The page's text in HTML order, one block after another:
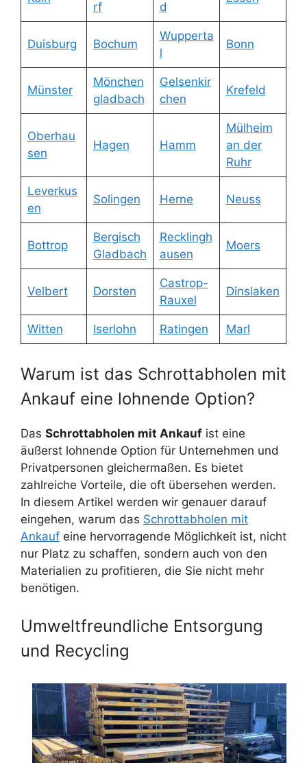
rf d
Duisburg Bochum
Wupperta
l
Bonn
Münster
Mönchen
gladbach
Gelsenkir
chen
Krefeld
Oberhau
sen
Hagen Hamm
Mülheim
an der
Ruhr
Leverkus
en
Solingen Herne Neuss
Bottrop
Bergisch
Gladbach
Recklingh
ausen
Moers
Velbert Dorsten
Castrop-
Rauxel
Dinslaken
Witten Iserlohn Ratingen Marl
Warum ist das Schrottabholen mit
Ankauf eine lohnende Option?
Das Schrottabholen mit Ankauf ist eine
äußerst lohnende Option für Unternehmen und
Privatpersonen gleichermaßen. Es bietet
zahlreiche Vorteile, die oft übersehen werden.
In diesem Artikel werden wir genauer darauf
eingehen, warum das Schrottabholen mit
Ankauf eine hervorragende Möglichkeit ist, nicht
nur Platz zu schaffen, sondern auch von den
Materialien zu profitieren, die Sie nicht mehr
benötigen.
Umweltfreundliche Entsorgung
und Recycling